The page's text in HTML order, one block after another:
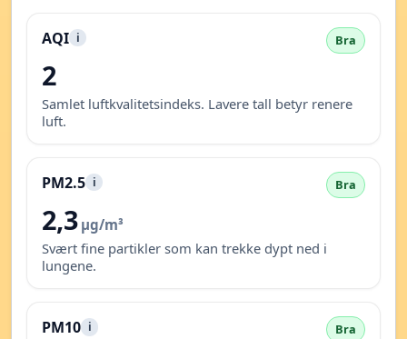
AQI i Bra
2
Samlet luftkvalitetsindeks. Lavere tall betyr renere
luft.
PM2.5 i Bra
2,3 µg/m³
Svært fine partikler som kan trekke dypt ned i
lungene.
PM10 i Bra